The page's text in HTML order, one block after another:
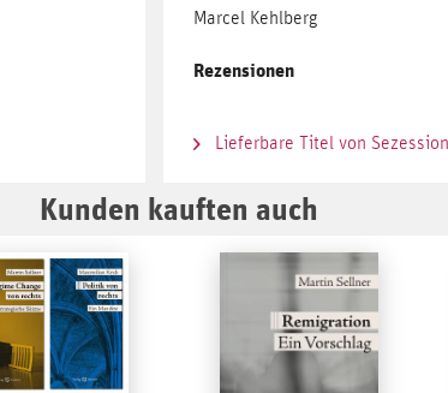
Marcel Kehlberg
Rezensionen
Lieferbare Titel von
Kunden kauften auch